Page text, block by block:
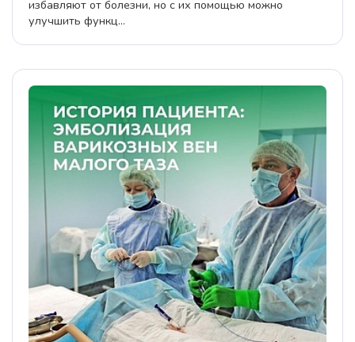
избавляют от болезни, но с их помощью можно
улучшить функц...